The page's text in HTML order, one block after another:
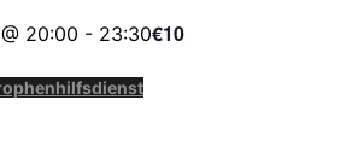
20:00 - 23:30€10